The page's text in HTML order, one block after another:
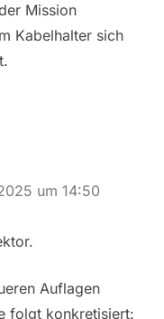
Mission
Kabelhalter sich
um 14:50
Auflagen
folgt konkretisiert: